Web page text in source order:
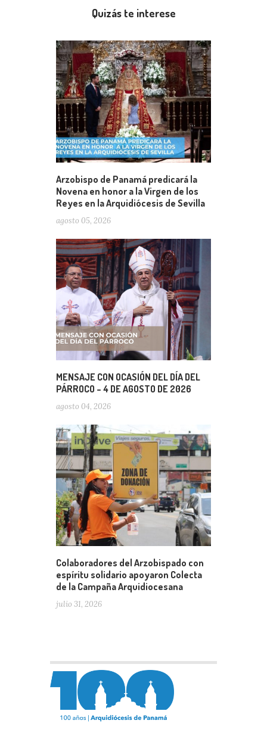
Quizás te interese
Arzobispo de Panamá predicará la
Novena en honor a la Virgen de los
Reyes en la Arquidiócesis de Sevilla
agosto 05, 2026
MENSAJE CON OCASIÓN DEL DÍA DEL
PÁRROCO – 4 DE AGOSTO DE 2026
agosto 04, 2026
Colaboradores del Arzobispado con
espíritu solidario apoyaron Colecta
de la Campaña Arquidiocesana
julio 31, 2026